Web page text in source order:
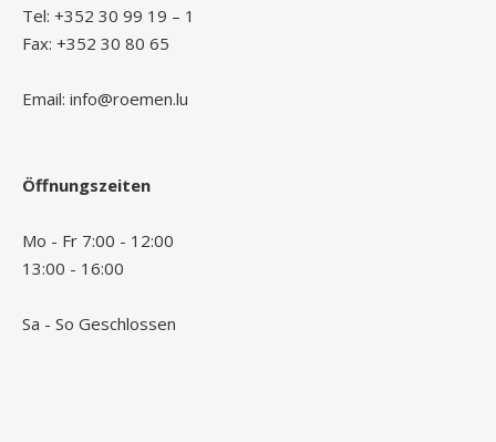
Tel: +352 30 99 19 – 1
Fax: +352 30 80 65
Email: info@roemen.lu
Öffnungszeiten
Mo - Fr 7:00 - 12:00
13:00 - 16:00
Sa - So Geschlossen